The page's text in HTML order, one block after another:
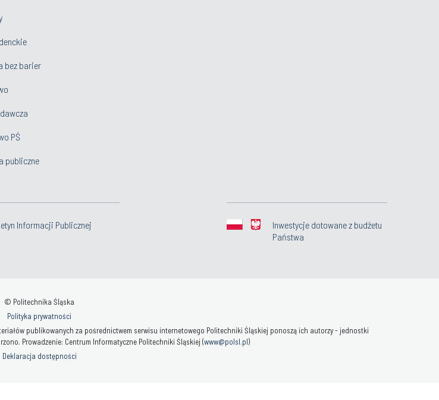
bez barier
PŚ
publiczne
Informacji Publicznej
Inwestycje dotowane z budżetu
Państwa
© Politechnika Śląska
Polityka prywatności
publikowanych za pośrednictwem serwisu internetowego Politechniki Śląskiej ponoszą ich autorzy - jednostki
Prowadzenie: Centrum Informatyczne Politechniki Śląskiej (www@polsl.pl)
Deklaracja dostępności